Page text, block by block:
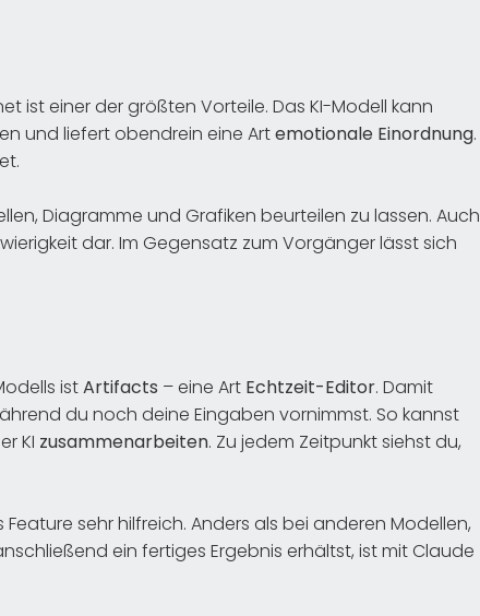
ist einer der größten Vorteile. Das KI-Modell kann
und liefert obendrein eine Artemotionale Einordnung.
Diagramme und Grafiken beurteilen zu lassen. Auch
dar. Im Gegensatz zum Vorgänger lässt sich
istArtifacts – eine Art Echtzeit-Editor. Damit
du noch deine Eingaben vornimmst. So kannst
KI zusammenarbeiten. Zu jedem Zeitpunkt siehst du,
Feature sehr hilfreich. Anders als bei anderen Modellen,
ein fertiges Ergebnis erhältst, ist mit Claude